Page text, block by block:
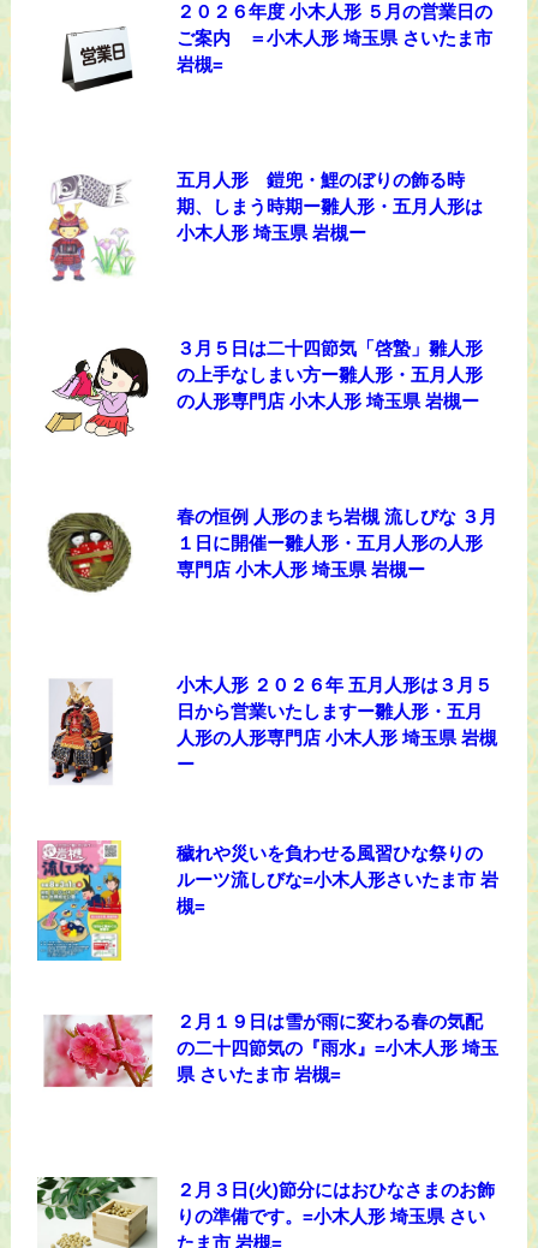
２０２６年度 小木人形 ５月の営業日の
ご案内 ＝小木人形 埼玉県 さいたま市
岩槻=
五月人形 鎧兜・鯉のぼりの飾る時
期、しまう時期ー雛人形・五月人形は
小木人形 埼玉県 岩槻ー
３月５日は二十四節気「啓蟄」雛人形
の上手なしまい方ー雛人形・五月人形
の人形専門店 小木人形 埼玉県 岩槻ー
春の恒例 人形のまち岩槻 流しびな ３月
１日に開催ー雛人形・五月人形の人形
専門店 小木人形 埼玉県 岩槻ー
小木人形 ２０２６年 五月人形は３月５
日から営業いたしますー雛人形・五月
人形の人形専門店 小木人形 埼玉県 岩槻
ー
穢れや災いを負わせる風習ひな祭りの
ルーツ流しびな=小木人形さいたま市 岩
槻=
２月１９日は雪が雨に変わる春の気配
の二十四節気の『雨水』=小木人形 埼玉
県 さいたま市 岩槻=
２月３日(火)節分にはおひなさまのお飾
りの準備です。=小木人形 埼玉県 さい
たま市 岩槻=